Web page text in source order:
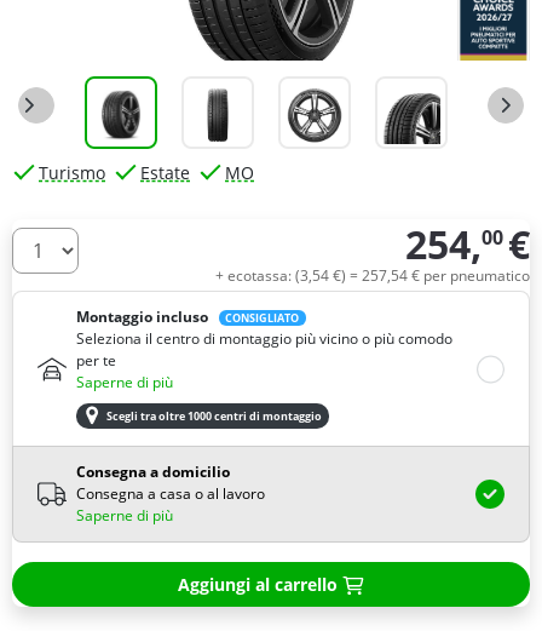
Turismo Estate MO
Quantità 254,00 €
+ ecotassa: (3,54€) = 257,54€ per pneumatico
Montaggio incluso
CONSIGLIATO
Seleziona il centro di montaggio più vicino o più comodo
per te
Saperne di più
Scegli tra oltre 1000 centri di montaggio
Consegna a domicilio
Consegna a casa o al lavoro
Saperne di più
Aggiungi al carrello